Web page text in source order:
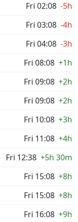
Fri 02:08 -5h
Fri 03:08 -4h
Fri 04:08 -3h
Fri 08:08 +1h
Fri 09:08 +2h
Fri 09:08 +2h
Fri 10:08 +3h
Fri 11:08 +4h
Fri 12:38 +5h 30m
Fri 15:08 +8h
Fri 15:08 +8h
Fri 16:08 +9h